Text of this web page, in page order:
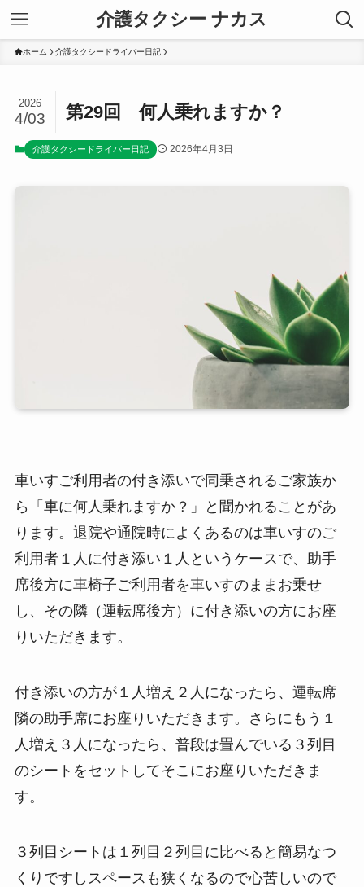
介護タクシー ナカス
ホーム 介護タクシードライバー日記
第29回 何人乗れますか？
2026
4/03
介護タクシードライバー日記 2026年4月3日
車いすご利用者の付き添いで同乗されるご家族か
ら「車に何人乗れますか？」と聞かれることがあ
ります。退院や通院時によくあるのは車いすのご
利用者１人に付き添い１人というケースで、助手
席後方に車椅子ご利用者を車いすのままお乗せ
し、その隣（運転席後方）に付き添いの方にお座
りいただきます。
付き添いの方が１人増え２人になったら、運転席
隣の助手席にお座りいただきます。さらにもう１
人増え３人になったら、普段は畳んでいる３列目
のシートをセットしてそこにお座りいただきま
す。
３列目シートは１列目２列目に比べると簡易なつ
くりですしスペースも狭くなるので心苦しいので